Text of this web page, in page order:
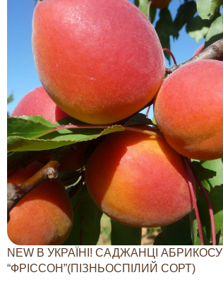
NEW В УКРАЇНІ! САДЖАНЦІ АБРИКОСУ
“ФРІССОН”(ПІЗНЬОСПІЛИЙ СОРТ)